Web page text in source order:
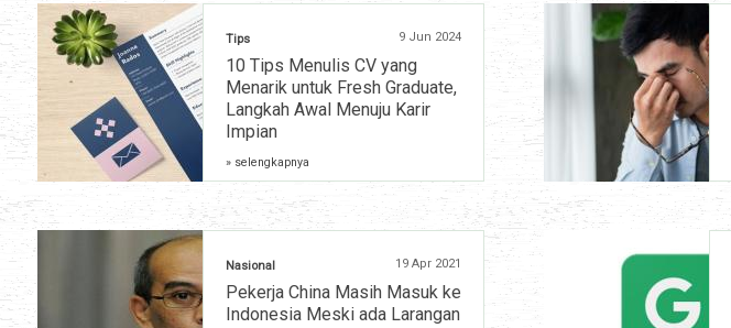
Tips 9 Jun 2024
10 Tips Menulis CV yang
Menarik untuk Fresh Graduate,
Langkah Awal Menuju Karir
Impian
» selengkapnya
Nasional 19 Apr 2021
Pekerja China Masih Masuk ke
Indonesia Meski ada Larangan